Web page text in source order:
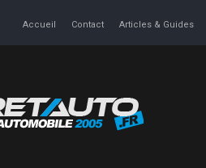
Accueil Contact Articles & Guides